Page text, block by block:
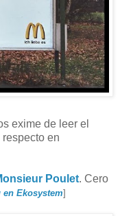
exime de leer el
respecto en
Poulet. Cero
Ekosystem]